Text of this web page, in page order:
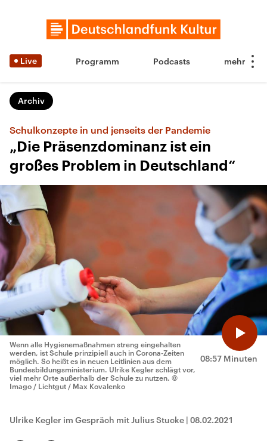
Live Programm Podcasts
Archiv
Schulkonzepte in und jenseits der Pandemie
„Die Präsenzdominanz ist ein
großes Problem in Deutschland“
08:57 Minuten
Wenn alle Hygienemaßnahmen streng eingehalten
werden, ist Schule prinzipiell auch in Corona-Zeiten
möglich. So heißt es in neuen Leitlinien aus dem
Bundesbildungsministerium. Ulrike Kegler schlägt vor,
viel mehr Orte außerhalb der Schule zu nutzen. ©
Imago / Lichtgut / Max Kovalenko
Ulrike Kegler im Gespräch mit Julius Stucke | 08.02.2021